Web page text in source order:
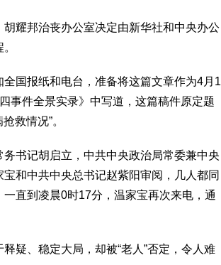
耀邦治丧办公室决定由新华社和中央办公
国报纸和电台，准备将这篇文章作为4月1
件全景实录》中写道，这篇稿件原定题
救情况”。
书记胡启立，中共中央政治局常委兼中央
和中共中央总书记赵紫阳审阅，几人都同
直到凌晨0时17分，温家宝再次来电，通
、稳定大局，却被“老人”否定，令人难